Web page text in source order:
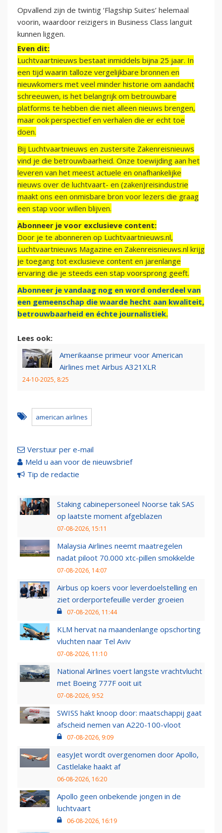
Opvallend zijn de twintig ‘Flagship Suites’ helemaal
voorin, waardoor reizigers in Business Class languit
kunnen liggen.
Even dit:
Luchtvaartnieuws bestaat inmiddels bijna 25 jaar. In
een tijd waarin talloze vergelijkbare bronnen en
nieuwkomers met veel minder historie om aandacht
schreeuwen, is het belangrijk om betrouwbare
platforms te hebben die niet alleen nieuws brengen,
maar ook perspectief en verhalen die er echt toe
doen.
Bij Luchtvaartnieuws en zustersite Zakenreisnieuws
vind je die betrouwbaarheid. Onze toewijding aan het
leveren van het meest actuele en onafhankelijke
nieuws over de luchtvaart- en (zaken)reisindustrie
maakt ons een onmisbare bron voor lezers die graag
een stap voor willen blijven.
Abonneer je voor exclusieve content:
Door je te abonneren op Luchtvaartnieuws.nl,
Luchtvaartnieuws Magazine en Zakenreisnieuws.nl krijg
je toegang tot exclusieve content en jarenlange
ervaring die je steeds een stap voorsprong geeft.
Abonneer je vandaag nog en word onderdeel van
een gemeenschap die waarde hecht aan kwaliteit,
betrouwbaarheid en échte journalistiek.
Lees ook:
Amerikaanse primeur voor American
Airlines met Airbus A321XLR
24-10-2025, 8:25
american airlines
Verstuur per e-mail
Meld u aan voor de nieuwsbrief
Tip de redactie
Staking cabinepersoneel Noorse tak SAS
op laatste moment afgeblazen
07-08-2026, 15:11
Malaysia Airlines neemt maatregelen
nadat piloot 70.000 xtc-pillen smokkelde
07-08-2026, 14:07
Airbus op koers voor leverdoelstelling en
ziet orderportefeuille verder groeien
07-08-2026, 11:44
KLM hervat na maandenlange opschorting
vluchten naar Tel Aviv
07-08-2026, 11:10
National Airlines voert langste vrachtvlucht
met Boeing 777F ooit uit
07-08-2026, 9:52
SWISS hakt knoop door: maatschappij gaat
afscheid nemen van A220-100-vloot
07-08-2026, 9:09
easyJet wordt overgenomen door Apollo,
Castlelake haakt af
06-08-2026, 16:20
Apollo geen onbekende jongen in de
luchtvaart
06-08-2026, 16:19